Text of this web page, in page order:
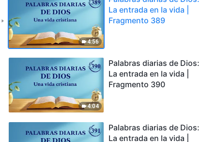
4:56
La entrada en la vida |
Fragmento 389
4:04
Palabras diarias de Dios:
La entrada en la vida |
Fragmento 390
Palabras diarias de Dios:
La entrada en la vida |